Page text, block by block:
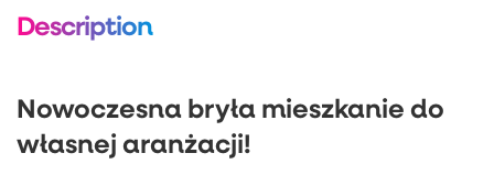
Description
Nowoczesna bryła mieszkanie do
własnej aranżacji!